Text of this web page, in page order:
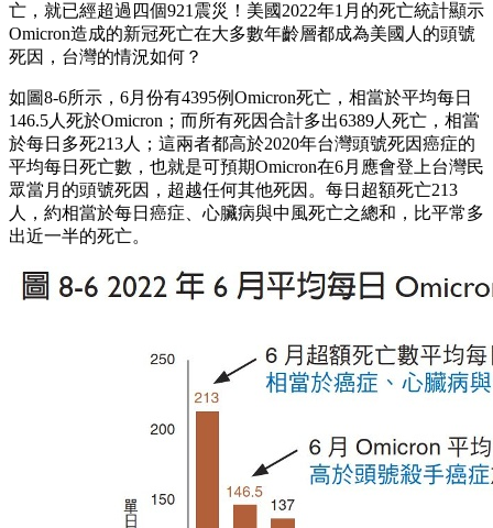
亡，就已經超過四個921震災！美國2022年1月的死亡統計顯示
Omicron造成的新冠死亡在大多數年齡層都成為美國人的頭號
死因，台灣的情況如何？
如圖8-6所示，6月份有4395例Omicron死亡，相當於平均每日
146.5人死於Omicron；而所有死因合計多出6389人死亡，相當
於每日多死213人；這兩者都高於2020年台灣頭號死因癌症的
平均每日死亡數，也就是可預期Omicron在6月應會登上台灣民
眾當月的頭號死因，超越任何其他死因。每日超額死亡213
人，約相當於每日癌症、心臟病與中風死亡之總和，比平常多
出近一半的死亡。